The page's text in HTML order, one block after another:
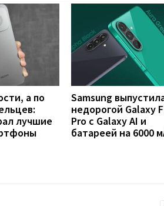
а по
лучшие
Samsung
недорогой Galaxy
Pro с Galaxy AI и
батареей на 6000